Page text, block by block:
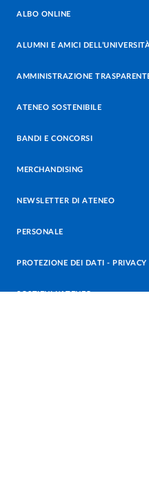
ALBO ONLINE
ALUMNI E AMICI
AMMINISTRAZIONE
ATENEO SOSTENIBILE
BANDI E CONCORSI
MERCHANDISING
NEWSLETTER DI ATENEO
PERSONALE
PROTEZIONE DEI DATI - PRIVACY
SOSTIENI L'ATENEO